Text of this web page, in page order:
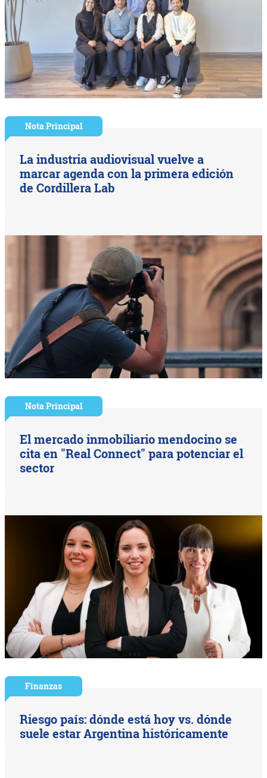
Nota Principal
La industria audiovisual vuelve a
marcar agenda con la primera edición
de Cordillera Lab
Nota Principal
El mercado inmobiliario mendocino se
cita en "Real Connect" para potenciar el
sector
Finanzas
Riesgo país: dónde está hoy vs. dónde
suele estar Argentina históricamente